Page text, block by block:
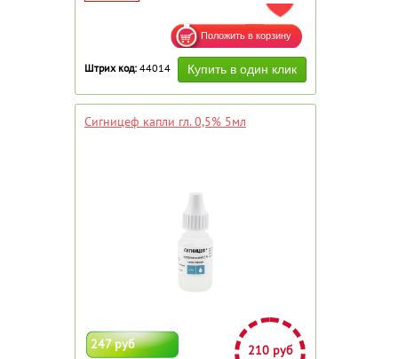
ДОБАВИТЬ В ИЗБРАННОЕ
Штрих код: 44014
Сигницеф капли гл. 0,5% 5мл
247 руб 210 руб